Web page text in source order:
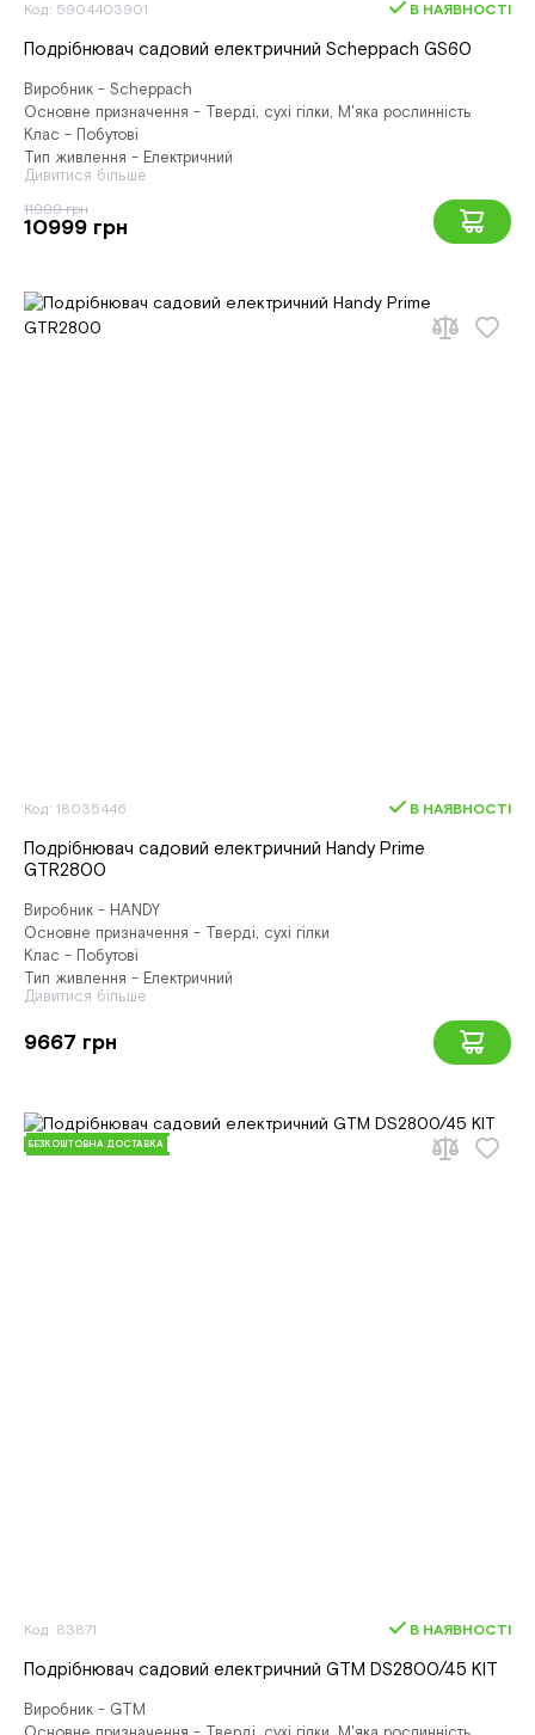
Код: 5904403901 В НАЯВНОСТІ
Подрібнювач садовий електричний Scheppach GS60
Виробник - Scheppach
Основне призначення - Тверді, сухі гілки, М'яка рослинність
Клас - Побутові
Тип живлення - Електричний
Дивитися більше
11999 грн
10999 грн
Код: 18035446 В НАЯВНОСТІ
Подрібнювач садовий електричний Handy Prime
GTR2800
Виробник - HANDY
Основне призначення - Тверді, сухі гілки
Клас - Побутові
Тип живлення - Електричний
Дивитися більше
9667 грн
БЕЗКОШТОВНА ДОСТАВКА
Код: 83871 В НАЯВНОСТІ
Подрібнювач садовий електричний GTM DS2800/45 KIT
Виробник - GTM